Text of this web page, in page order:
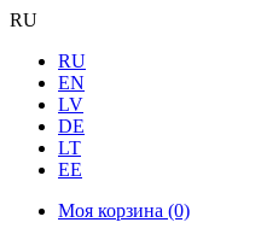
RU
RU
EN
LV
DE
LT
EE
Моя корзина (0)